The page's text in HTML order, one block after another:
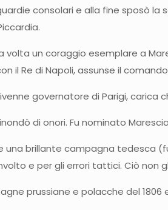
consolari e alla fine sposò la
volta un coraggio esemplare a
il Re di Napoli, assunse il
governatore di Parigi, carica
inondò di onori. Fu nominato
una brillante campagna tedesca
e per gli errori tattici. Ciò non
prussiane e polacche del 1806